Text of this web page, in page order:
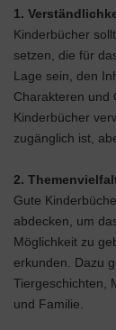
1.
Kinderbücher
setzen, die für
Lage sein, den
Charakteren und
Kinderbücher
zugänglich ist,
2.
Gute
abdecken, um
Möglichkeit zu
erkunden. Dazu
Tiergeschichten,
und Familie.